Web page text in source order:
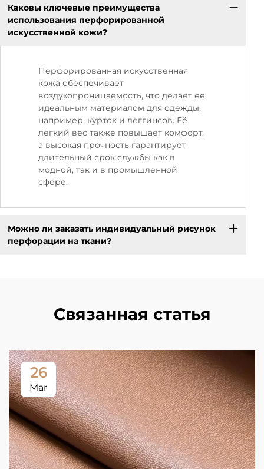
Каковы ключевые преимущества
использования перфорированной
искусственной кожи?
Перфорированная искусственная
кожа обеспечивает
воздухопроницаемость, что делает её
идеальным материалом для одежды,
например, курток и леггинсов. Её
лёгкий вес также повышает комфорт,
а высокая прочность гарантирует
длительный срок службы как в
модной, так и в промышленной
сфере.
Можно ли заказать индивидуальный рисунок
перфорации на ткани?
Связанная статья
26
Mar